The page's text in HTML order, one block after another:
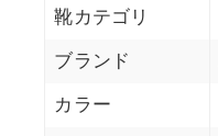
靴カテゴリ
ブランド
カラー